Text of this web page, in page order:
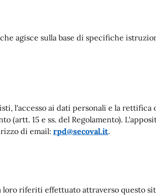
agisce sulla base di specifiche
l'accesso ai dati personali e la rettifica
15 e ss. del Regolamento).
di email: rpd@secoval.it.
riferiti effettuato attraverso questo